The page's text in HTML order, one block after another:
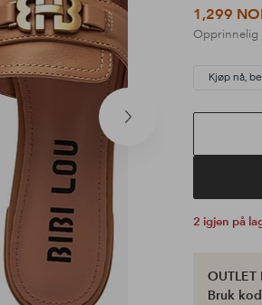
Neste
1,299
Opprinnelig
Kjøp nå,
2 igjen på
Bruk